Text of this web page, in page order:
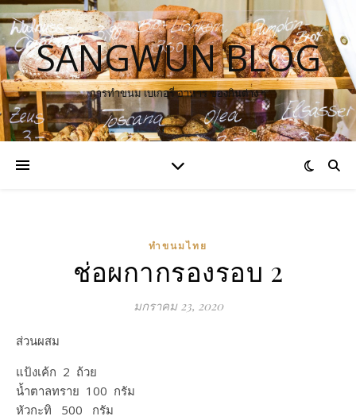
SANGWUN BLOG
การทำขนม เบเกอรี่ อาหาร ของกินต่าง ๆ
ทำขนมไทย
ช่อผกากรองรอบ 2
มกราคม 23, 2020
ส่วนผสม
แป้งเค้ก​ 2​ ถ้วย
น้ำตาลทราย​ 100​ กรัม
หัวกะทิ​ 500​ กรัม